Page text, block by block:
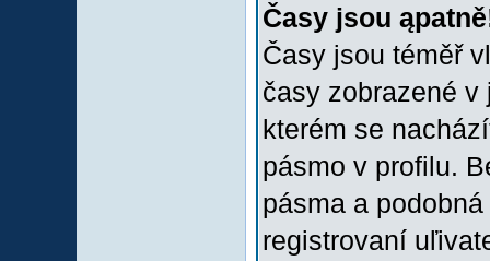
Časy jsou
Časy jsou téměř
časy zobrazené
kterém se
pásmo v profilu.
pásma a
registrovaní